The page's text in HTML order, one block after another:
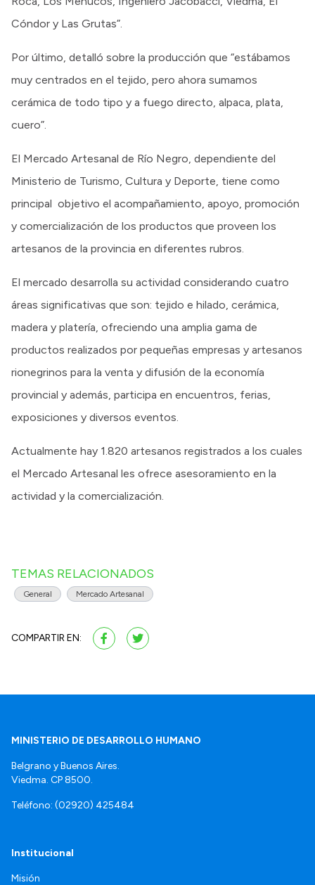
Cóndor y Las Grutas”.
Por último, detalló sobre la producción que “estábamos
muy centrados en el tejido, pero ahora sumamos
cerámica de todo tipo y a fuego directo, alpaca, plata,
cuero”.
El Mercado Artesanal de Río Negro, dependiente del
Ministerio de Turismo, Cultura y Deporte, tiene como
principal objetivo el acompañamiento, apoyo, promoción
y comercialización de los productos que proveen los
artesanos de la provincia en diferentes rubros.
El mercado desarrolla su actividad considerando cuatro
áreas significativas que son: tejido e hilado, cerámica,
madera y platería, ofreciendo una amplia gama de
productos realizados por pequeñas empresas y artesanos
rionegrinos para la venta y difusión de la economía
provincial y además, participa en encuentros, ferias,
exposiciones y diversos eventos.
Actualmente hay 1.820 artesanos registrados a los cuales
el Mercado Artesanal les ofrece asesoramiento en la
actividad y la comercialización.
TEMAS RELACIONADOS
General Mercado Artesanal
COMPARTIR EN:
MINISTERIO DE DESARROLLO HUMANO
Belgrano y Buenos Aires.
Viedma. CP 8500.
Teléfono: (02920) 425484
Institucional
Misión